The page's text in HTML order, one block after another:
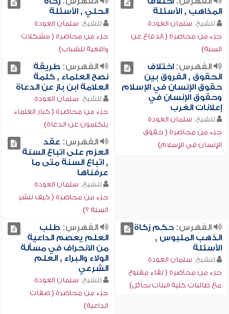
المذاهب , الأسئلة
للشيخ: سلمان العودة
جزء من محاضرة ( الدفاع عن
السنة)
الحلي , الأسئلة
للشيخ: سلمان العودة
جزء من محاضرة ( مشكلات
واقعية للشباب)
الفهرس:اختلاف
الحقوق , الفروق بين
حقوق الإنسان في الإسلام
وحقوق الإنسان في
إعلانات الغرب
للشيخ: سلمان العودة
جزء من محاضرة ( حقوق
الإنسان في الإسلام)
الفهرس: طريقة
نصح العلماء , كلمة
العلامة ابن باز عن الدعاة
للشيخ: سلمان العودة
جزء من محاضرة ( كبار العلماء
يتكلمون عن الدعاة)
الفهرس: عقد
العزم على اتباع السنة
, اتباع السنة متى ما
عرفناها
للشيخ: سلمان العودة
جزء من محاضرة ( كيف ننشر
السنة ؟)
الفهرس:حكم زكاة
الذهب الملبوس ,
الأسئلة
للشيخ: سلمان العودة
جزء من محاضرة ( لقاء مفتوح
مع طالبات كلية البنات بحائل)
الفهرس: طلب
العلم يعصم الداعية
من الانحراف في مسألة
الولاء والبراء , العلم
الشرعي
للشيخ: سلمان العودة
جزء من محاضرة ( صفات
الداعية)